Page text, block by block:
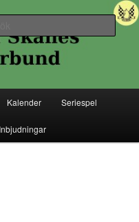
Schackförbund
Sök
Kalender Seriespel
Inbjudningar